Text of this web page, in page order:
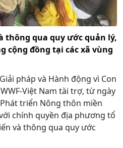
thông qua quy ước quản lý,
cộng đồng tại các xã vùng
pháp và Hành động vì Con
Việt Nam tài trợ, từ ngày
triển Nông thôn miền
chính quyền địa phương tổ
và thông qua quy ước